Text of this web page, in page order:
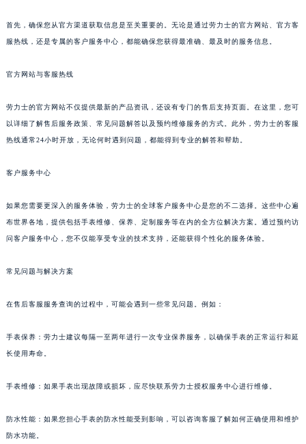
首先，确保您从官方渠道获取信息是至关重要的。无论是通过劳力士的官方网站、官方客
服热线，还是专属的客户服务中心，都能确保您获得最准确、最及时的服务信息。
官方网站与客服热线
劳力士的官方网站不仅提供最新的产品资讯，还设有专门的售后支持页面。在这里，您可
以详细了解售后服务政策、常见问题解答以及预约维修服务的方式。此外，劳力士的客服
热线通常24小时开放，无论何时遇到问题，都能得到专业的解答和帮助。
客户服务中心
如果您需要更深入的服务体验，劳力士的全球客户服务中心是您的不二选择。这些中心遍
布世界各地，提供包括手表维修、保养、定制服务等在内的全方位解决方案。通过预约访
问客户服务中心，您不仅能享受专业的技术支持，还能获得个性化的服务体验。
常见问题与解决方案
在售后客服服务查询的过程中，可能会遇到一些常见问题。例如：
手表保养：劳力士建议每隔一至两年进行一次专业保养服务，以确保手表的正常运行和延
长使用寿命。
手表维修：如果手表出现故障或损坏，应尽快联系劳力士授权服务中心进行维修。
防水性能：如果您担心手表的防水性能受到影响，可以咨询客服了解如何正确使用和维护
防水功能。